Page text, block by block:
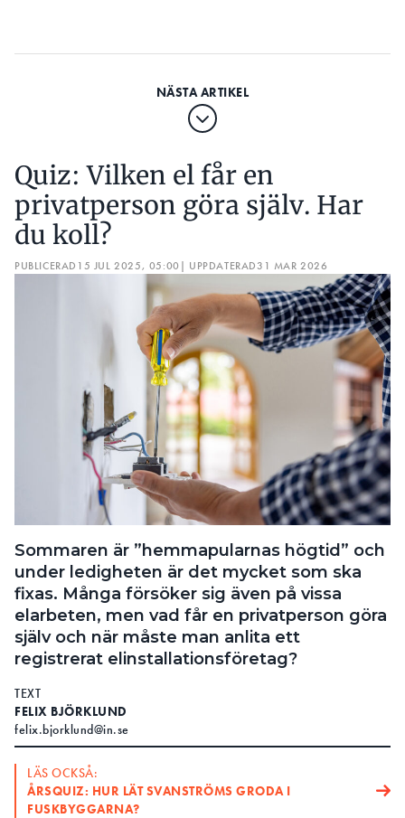
Quiz: Vilken el får en
privatperson göra själv. Har
du koll?
PUBLICERAD 15 JUL 2025, 05:00 | UPPDATERAD31 MAR 2026
Sommaren är ”hemmapularnas högtid” och
under ledigheten är det mycket som ska
fixas. Många försöker sig även på vissa
elarbeten, men vad får en privatperson göra
själv och när måste man anlita ett
registrerat elinstallationsföretag?
TEXT
FELIX BJÖRKLUND
felix.bjorklund@in.se
LÄS OCKSÅ:
ÅRSQUIZ: HUR LÄT SVANSTRÖMS GRODA I
FUSKBYGGARNA?